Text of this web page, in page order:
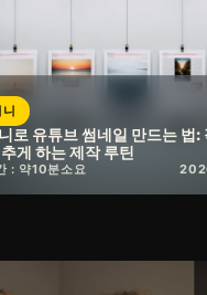
로 유튜브 썸네일 만드는 법:
게 하는 제작 루틴
: 약10분소요